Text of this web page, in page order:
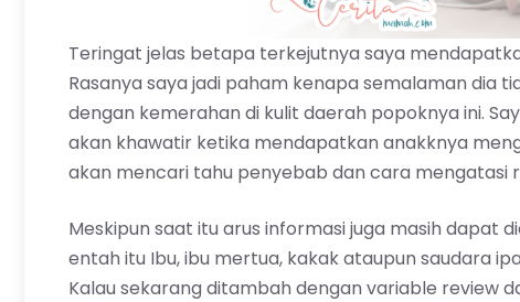
Teringat jelas betapa terkejutnya saya
Rasanya saya jadi paham kenapa semalaman dia
dengan kemerahan di kulit daerah popoknya ini.
akan khawatir ketika mendapatkan anakknya
akan mencari tahu penyebab dan cara mengatasi
Meskipun saat itu arus informasi juga masih dapat
entah itu Ibu, ibu mertua, kakak ataupun saudara
Kalau sekarang ditambah dengan variable review